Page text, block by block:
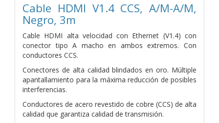
Cable HDMI V1.4 CCS, A/M-A/M,
Negro, 3m
Cable HDMI alta velocidad con Ethernet (V1.4) con
conector tipo A macho en ambos extremos. Con
conductores CCS.
Conectores de alta calidad blindados en oro. Múltiple
apantallamiento para la máxima reducción de posibles
interferencias.
Conductores de acero revestido de cobre (CCS) de alta
calidad que garantiza calidad de transmisión.